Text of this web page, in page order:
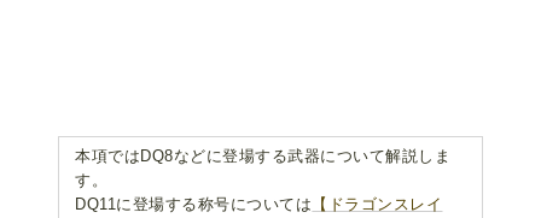
本項ではDQ8などに登場する武器について解説しま
す。
DQ11に登場する称号については 【ドラゴンスレイ